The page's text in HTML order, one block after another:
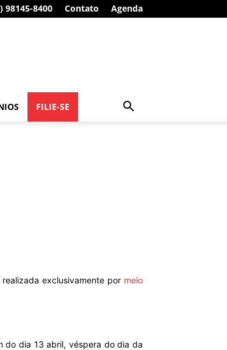
98145-8400 Contato Agenda
FILIE-SE
realizada exclusivamente por meio
do dia 13 abril, véspera do dia da